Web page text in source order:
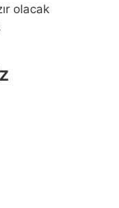
olacak